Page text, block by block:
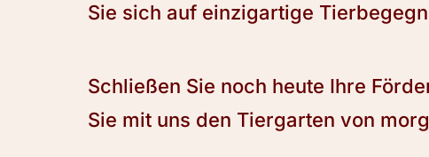
Sie sich auf einzigartige
Schließen Sie noch heute Ihre
Sie mit uns den Tiergarten von